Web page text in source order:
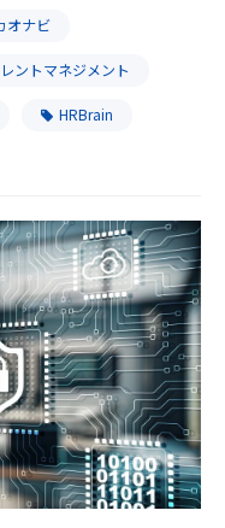
オナビ
ントマネジメント
HRBrain